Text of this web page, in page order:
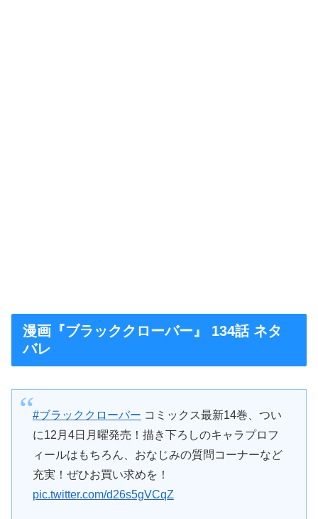
漫画『ブラッククローバー』 134話 ネタ
バレ
#ブラッククローバー コミックス最新14巻、つい
に12月4日月曜発売！描き下ろしのキャラプロフ
ィールはもちろん、おなじみの質問コーナーなど
充実！ぜひお買い求めを！
pic.twitter.com/d26s5gVCqZ